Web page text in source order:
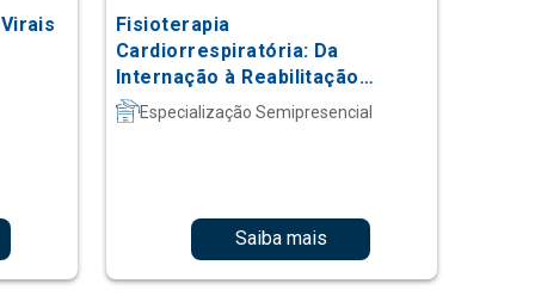
Fisioterapia
Cardiorrespiratória: Da
Internação à Reabilitação
Ambulatorial
Especialização Semipresencial
Saiba mais